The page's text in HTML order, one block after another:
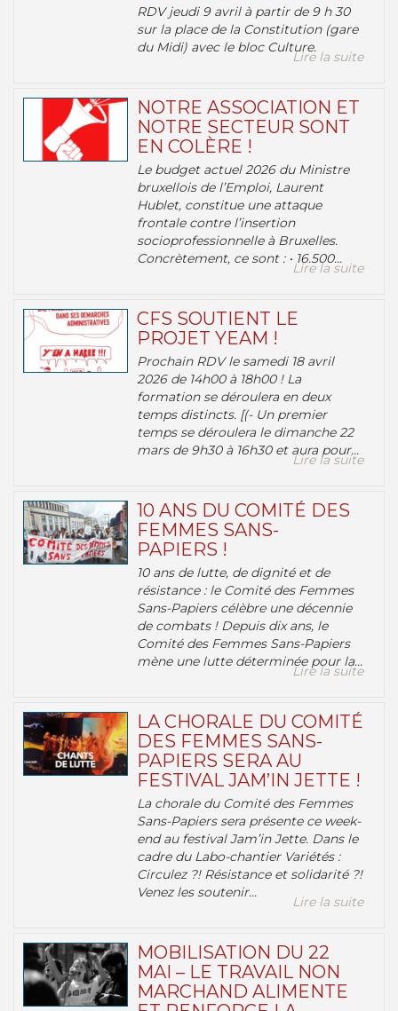
RDV jeudi 9 avril à partir de 9 h 30
sur la place de la Constitution (gare
du Midi) avec le bloc Culture.
Lire la suite
NOTRE ASSOCIATION ET
NOTRE SECTEUR SONT
EN COLÈRE !
Le budget actuel 2026 du Ministre
bruxellois de l’Emploi, Laurent
Hublet, constitue une attaque
frontale contre l’insertion
socioprofessionnelle à Bruxelles.
Concrètement, ce sont : • 16.500...
Lire la suite
CFS SOUTIENT LE
PROJET YEAM !
Prochain RDV le samedi 18 avril
2026 de 14h00 à 18h00 ! La
formation se déroulera en deux
temps distincts. [(- Un premier
temps se déroulera le dimanche 22
mars de 9h30 à 16h30 et aura pour...
Lire la suite
10 ANS DU COMITÉ DES
FEMMES SANS-
PAPIERS !
10 ans de lutte, de dignité et de
résistance : le Comité des Femmes
Sans-Papiers célèbre une décennie
de combats ! Depuis dix ans, le
Comité des Femmes Sans-Papiers
mène une lutte déterminée pour la...
Lire la suite
LA CHORALE DU COMITÉ
DES FEMMES SANS-
PAPIERS SERA AU
FESTIVAL JAM’IN JETTE !
La chorale du Comité des Femmes
Sans-Papiers sera présente ce week-
end au festival Jam’in Jette. Dans le
cadre du Labo-chantier Variétés :
Circulez ?! Résistance et solidarité ?!
Venez les soutenir...
Lire la suite
MOBILISATION DU 22
MAI – LE TRAVAIL NON
MARCHAND ALIMENTE